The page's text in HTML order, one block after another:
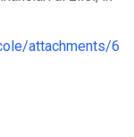
attachments/6